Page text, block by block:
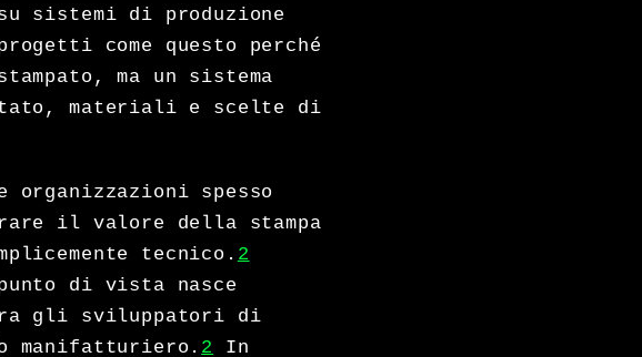
sistemi di produzione
come questo perché
ma un sistema
materiali e scelte di
organizzazioni spesso
il valore della stampa
tecnico. 2
di vista nasce
gli sviluppatori di
manifatturiero. 2
In